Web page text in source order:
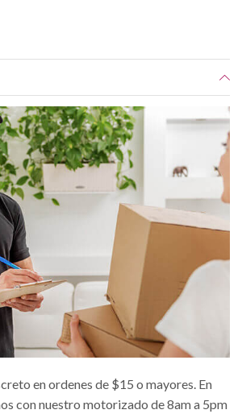
en ordenes de $15 o mayores. En
con nuestro motorizado de 8am a 5pm